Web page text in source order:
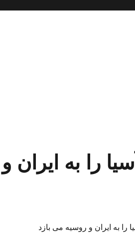
را به ایران
را به ایران و روسیه می بازد